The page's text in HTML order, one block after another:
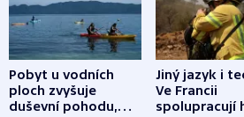
Pobyt u vodních
ploch zvyšuje
duševní pohodu,
Jiný jazyk i
Ve Francii
spolupracují